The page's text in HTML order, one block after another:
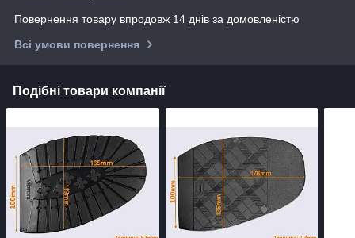
Повернення товару впродовж 14 днів за домовленістю
Всі умови повернення
Подібні товари компанії